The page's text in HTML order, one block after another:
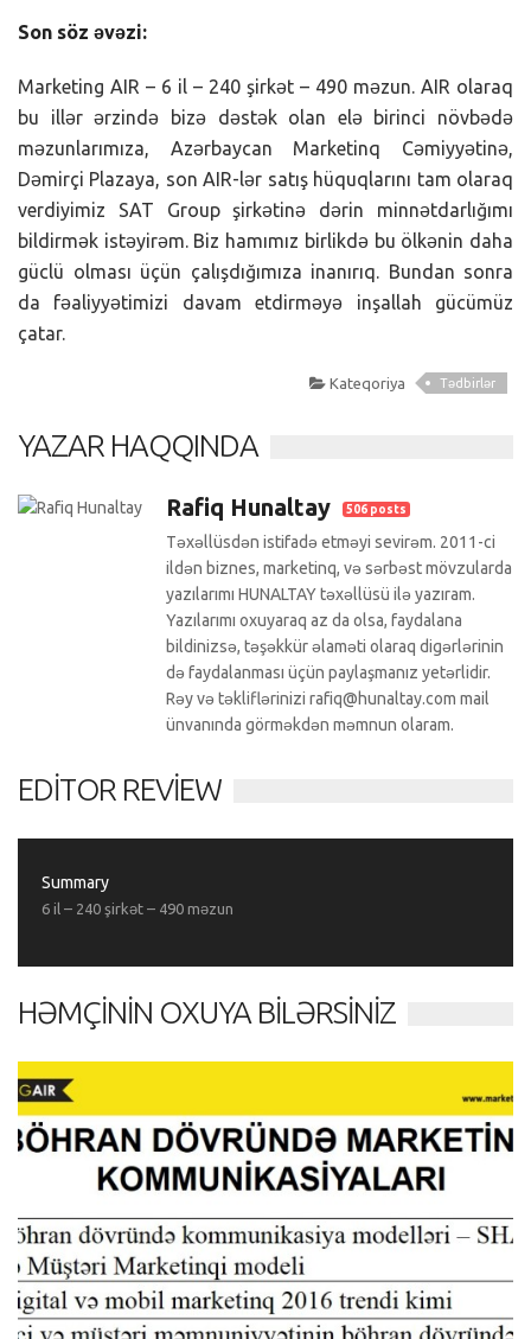
Son söz əvəzi:
Marketing AIR – 6 il – 240 şirkət – 490 məzun. AIR olaraq
bu illər ərzində bizə dəstək olan elə birinci növbədə
məzunlarımıza, Azərbaycan Marketinq Cəmiyyətinə,
Dəmirçi Plazaya, son AIR-lər satış hüquqlarını tam olaraq
verdiyimiz SAT Group şirkətinə dərin minnətdarlığımı
bildirmək istəyirəm. Biz hamımız birlikdə bu ölkənin daha
güclü olması üçün çalışdığımıza inanırıq. Bundan sonra
da fəaliyyətimizi davam etdirməyə inşallah gücümüz
çatar.
Kateqoriya Tədbirlər
YAZAR HAQQINDA
Rafiq Hunaltay 506 posts
Təxəllüsdən istifadə etməyi sevirəm. 2011-ci
ildən biznes, marketinq, və sərbəst mövzularda
yazılarımı HUNALTAY təxəllüsü ilə yazıram.
Yazılarımı oxuyaraq az da olsa, faydalana
bildinizsə, təşəkkür əlaməti olaraq digərlərinin
də faydalanması üçün paylaşmanız yetərlidir.
Rəy və təkliflərinizi rafiq@hunaltay.com mail
ünvanında görməkdən məmnun olaram.
EDITOR REVIEW
Summary
6 il – 240 şirkət – 490 məzun
HƏMÇININ OXUYA BILƏRSINIZ